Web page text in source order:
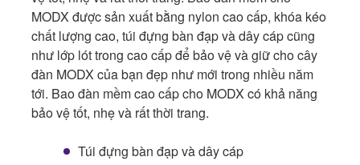
MODX được sản xuất bằng nylon cao cấp, khóa kéo
chất lượng cao, túi đựng bàn đạp và dây cáp cũng
như lớp lót trong cao cấp để bảo vệ và giữ cho cây
đàn MODX của bạn đẹp như mới trong nhiều năm
tới. Bao đàn mềm cao cấp cho MODX có khả năng
bảo vệ tốt, nhẹ và rất thời trang.
Túi đựng bàn đạp và dây cáp